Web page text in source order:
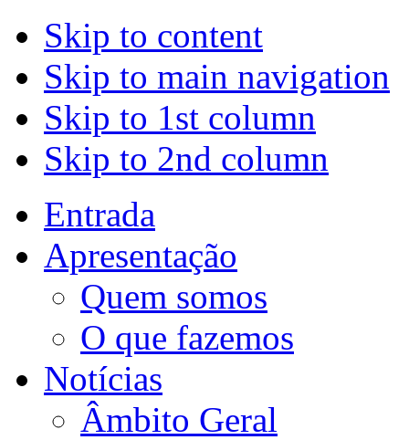
Skip to content
Skip to main navigation
Skip to 1st column
Skip to 2nd column
Entrada
Apresentação
Quem somos
O que fazemos
Notícias
Âmbito Geral